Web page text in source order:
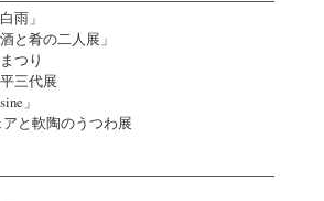
雨」
と肴の二人展」
つり
三代展
」
と軟陶のうつわ展